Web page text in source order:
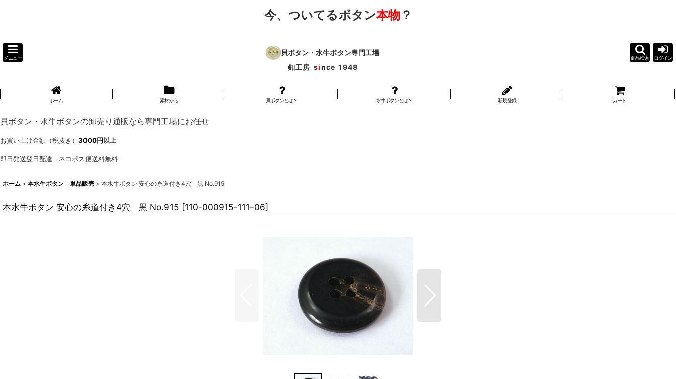
今、ついてるボタン本物？
メニュー
貝ボタン・水牛ボタン専門工場
釦工房 since 1948
商品検索 ログイン
ホーム 素材から 貝ボタンとは？ 水牛ボタンとは？ 新規登録 カート
貝ボタン・水牛ボタンの卸売り通販なら専門工場にお任せ
お買い上げ金額（税抜き） 3000円以上
即日発送翌日配達 ネコポス便送料無料
ホーム > 本水牛ボタン 単品販売 > 本水牛ボタン 安心の糸道付き4穴 黒 No.915
本水牛ボタン 安心の糸道付き4穴 黒 No.915 [110-000915-111-06]